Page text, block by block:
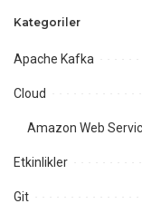
Kategoriler
Apache Kafka
Cloud
Amazon Web
Etkinlikler
Git